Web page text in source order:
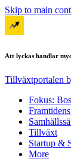
Skip to main
Att lyckas handlar
Tillväxtportalen
Fokus:
Tillväxt
Startup &
More